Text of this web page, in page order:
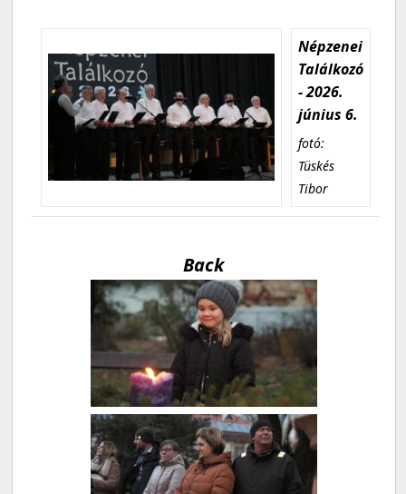
Népzenei
Találkozó
- 2026.
június 6.
fotó:
Tüskés
Tibor
Back